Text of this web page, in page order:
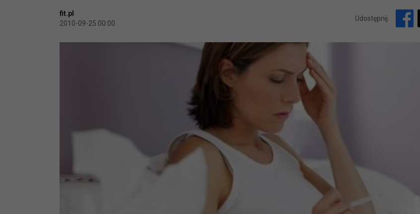
fit.pl
2010-09-25 00:00
Udostępnij